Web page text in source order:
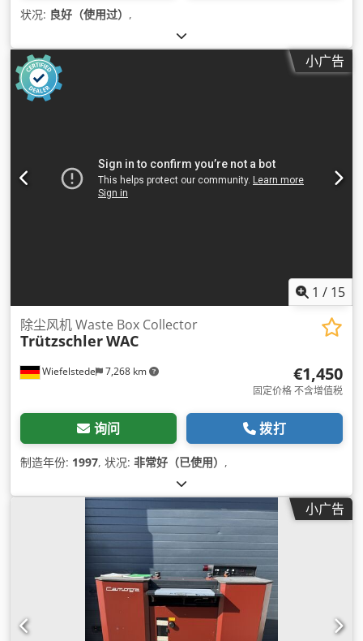
状况: 良好（使用过） ,
小广告
1 / 15
Wiefelstede 7,268 km
除尘风机 Waste Box Collector
TrützschlerWAC
€1,450
固定价格 不含增值税
询问 拨打
制造年份: 1997, 状况: 非常好（已使用） ,
小广告